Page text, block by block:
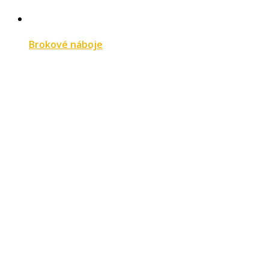
Brokové náboje